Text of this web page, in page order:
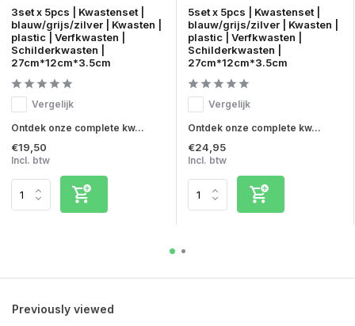
3set x 5pcs | Kwastenset |
blauw/grijs/zilver | Kwasten |
plastic | Verfkwasten |
Schilderkwasten |
27cm*12cm*3.5cm
Vergelijk
Ontdek onze complete kw...
€19,50
Incl. btw
5set x 5pcs | Kwastenset |
blauw/grijs/zilver | Kwasten |
plastic | Verfkwasten |
Schilderkwasten |
27cm*12cm*3.5cm
Vergelijk
Ontdek onze complete kw...
€24,95
Incl. btw
Previously viewed